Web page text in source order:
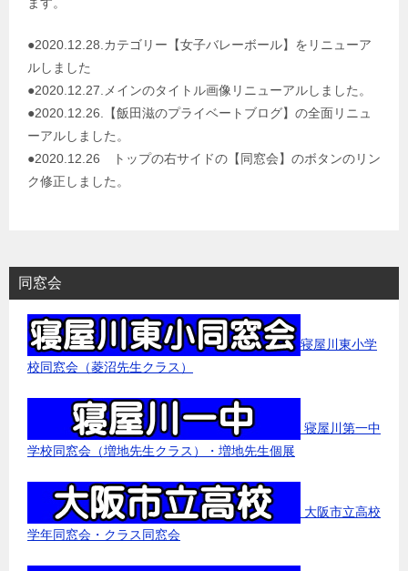
●2020.12.28.カテゴリー【女子バレーボール】をリニューア
ルしました
●2020.12.27.メインのタイトル画像リニューアルしました。
●2020.12.26.【飯田滋のプライベートブログ】の全面リニュ
ーアルしました。
●2020.12.26 トップの右サイドの【同窓会】のボタンのリン
ク修正しました。
同窓会
寝屋川東小学
校同窓会（菱沼先生クラス）
寝屋川第一中
学校同窓会（増地先生クラス）・増地先生個展
大阪市立高校
学年同窓会・クラス同窓会